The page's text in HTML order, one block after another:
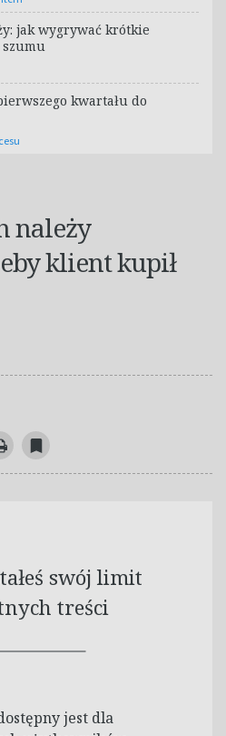
należy
klient kupił
swój limit
treści
jest dla
jak wygrywać krótkie
szumu
kwartału do